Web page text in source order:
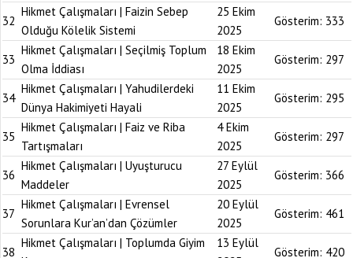
32
Hikmet Çalışmaları | Faizin Sebep
Olduğu Kölelik Sistemi
25 Ekim
2025
Gösterim: 333
33
Hikmet Çalışmaları | Seçilmiş Toplum
Olma İddiası
18 Ekim
2025
Gösterim: 297
34
Hikmet Çalışmaları | Yahudilerdeki
Dünya Hakimiyeti Hayali
11 Ekim
2025
Gösterim: 295
35
Hikmet Çalışmaları | Faiz ve Riba
Tartışmaları
4 Ekim
2025
Gösterim: 297
36
Hikmet Çalışmaları | Uyuşturucu
Maddeler
27 Eylül
2025
Gösterim: 366
37
Hikmet Çalışmaları | Evrensel
Sorunlara Kur’an’dan Çözümler
20 Eylül
2025
Gösterim: 461
38
Hikmet Çalışmaları | Toplumda Giyim
13 Eylül
Gösterim: 420